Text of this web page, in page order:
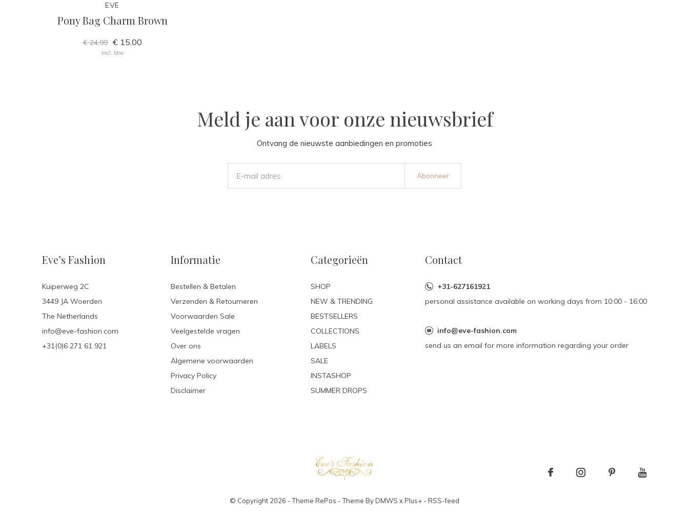
EVE
Pony Bag Charm Brown
€ 24,99 € 15,00
Incl. btw
Meld je aan voor onze nieuwsbrief
Ontvang de nieuwste aanbiedingen en promoties
Abonneer
Eve’s Fashion
Kuiperweg 2C
3449 JA Woerden
The Netherlands
info@eve-fashion.com
+31(0)6 271 61 921
Informatie
Bestellen & Betalen
Verzenden & Retourneren
Voorwaarden Sale
Veelgestelde vragen
Over ons
Algemene voorwaarden
Privacy Policy
Disclaimer
Categorieën
SHOP
NEW & TRENDING
BESTSELLERS
COLLECTIONS
LABELS
SALE
INSTASHOP
SUMMER DROPS
Contact
+31-627161921
personal assistance available on working days from 10:00 - 16:00
info@eve-fashion.com
send us an email for more information regarding your order
© Copyright 2026 - Theme RePos - Theme ByDMWS xPlus+ - RSS-feed